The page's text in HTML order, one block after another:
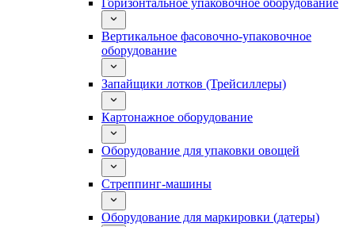
Горизонтальное упаковочное оборудование
Вертикальное фасовочно-упаковочное
оборудование
Запайщики лотков (Трейсиллеры)
Картонажное оборудование
Оборудование для упаковки овощей
Стреппинг-машины
Оборудование для маркировки (датеры)